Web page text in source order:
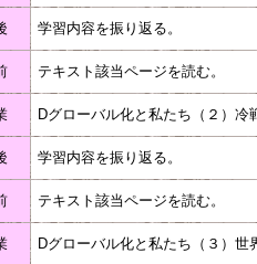
学習内容を振り返る。
テキスト該当ページを読む。
Dグローバル化と私たち（２）
学習内容を振り返る。
テキスト該当ページを読む。
Dグローバル化と私たち（３）